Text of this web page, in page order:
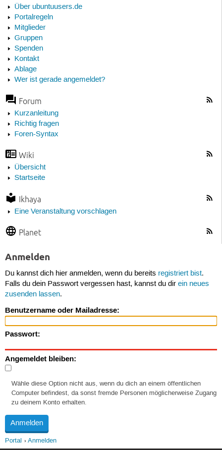
Über ubuntuusers.de
Portalregeln
Mitglieder
Gruppen
Spenden
Kontakt
Ablage
Wer ist gerade angemeldet?
Forum
Kurzanleitung
Richtig fragen
Foren-Syntax
Wiki
Übersicht
Startseite
Ikhaya
Eine Veranstaltung vorschlagen
Planet
Anmelden
Du kannst dich hier anmelden, wenn du bereits registriert bist.
Falls du dein Passwort vergessen hast, kannst du dir ein neues
zusenden lassen.
Benutzername oder Mailadresse:
Passwort:
Angemeldet bleiben:
Wähle diese Option nicht aus, wenn du dich an einem öffentlichen
Computer befindest, da sonst fremde Personen möglicherweise Zugang
zu deinem Konto erhalten.
Portal Anmelden